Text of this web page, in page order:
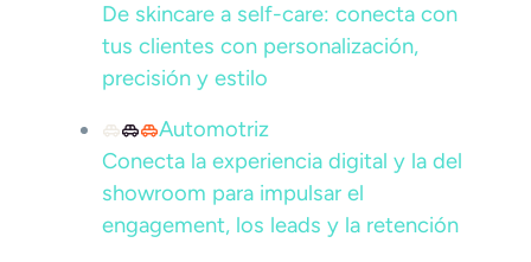
De skincare a self-care: conecta con
tus clientes con personalización,
precisión y estilo
Automotriz
Conecta la experiencia digital y la del
showroom para impulsar el
engagement, los leads y la retención